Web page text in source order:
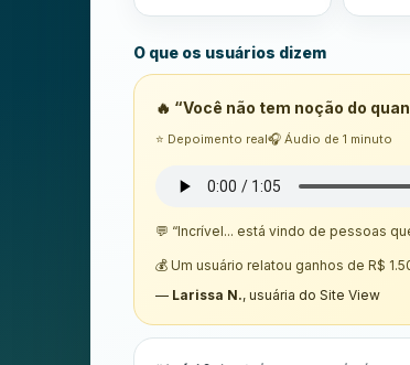
O que os usuários dizem
🔥 “Você não tem noção do
⭐ Depoimento real🎧 Áudio de 1 minuto
💬 “Incrível... está vindo de pessoas
💰 Um usuário relatou ganhos de R$
— Larissa N., usuária do Site View